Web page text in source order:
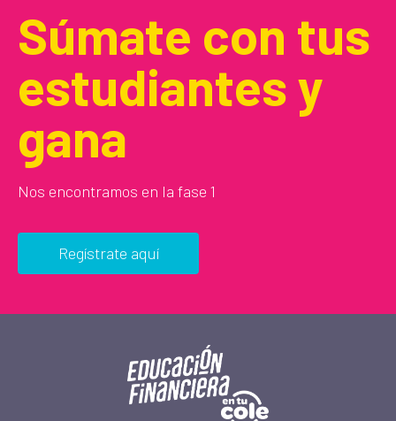
Súmate con tus
estudiantes y
gana
Nos encontramos en la fase 1
Regístrate aquí